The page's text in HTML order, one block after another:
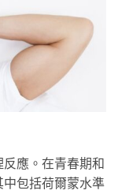
應。在青春期和
包括荷爾蒙水準